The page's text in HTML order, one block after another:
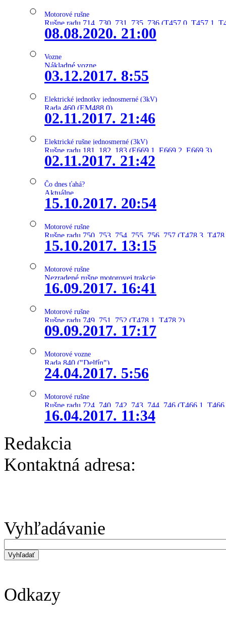
Motorové rušne
Rušne radu 714, 730, 731, 735, 736 (T457.0, T457.1,
08.08.2020. 21:00
Vozne
Nákladné vozne
03.12.2017. 8:55
Elektrické jednotky jednosmerné (3kV)
Rada 460 (EM488.0)
02.11.2017. 21:46
Elektrické rušne jednosmerné (3kV)
Rušne radu 181, 182, 183 (E669.1, E669.2, E669.3)
02.11.2017. 21:42
Čo dnes ťahá?
Aktuálne
15.10.2017. 20:54
Motorové rušne
Rušne radu 750, 753, 754, 755, 756, 757 (T478.3,
15.10.2017. 13:15
Motorové rušne
Nezradené rušne motorovej trakcie
16.09.2017. 16:41
Motorové rušne
Rušne radu 749, 751, 752 (T478.1, T478.2)
09.09.2017. 17:17
Motorové vozne
Rada 840 ("Delfín")
24.04.2017. 5:56
Motorové rušne
Rušne radu 724, 740, 742, 743, 744, 746 (T466.1,
16.04.2017. 11:34
Redakcia
Kontaktná adresa:
Vyhľadávanie
Odkazy